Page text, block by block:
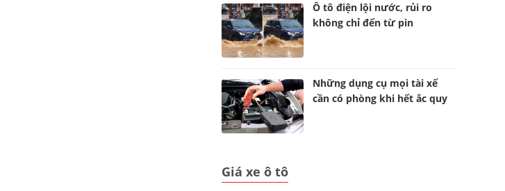
Ô tô điện lội nước, rủi ro
không chỉ đến từ pin
Những dụng cụ mọi tài xế
cần có phòng khi hết ắc quy
Giá xe ô tô